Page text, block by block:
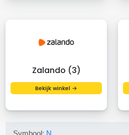
Zalando (3)
Bekijk winkel →
Symbool: N